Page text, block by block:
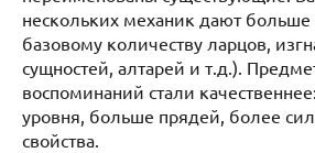
нескольких механик дают больше
базовому количеству ларцов,
сущностей, алтарей и т.д.).
воспоминаний стали
уровня, больше прядей, более
свойства.